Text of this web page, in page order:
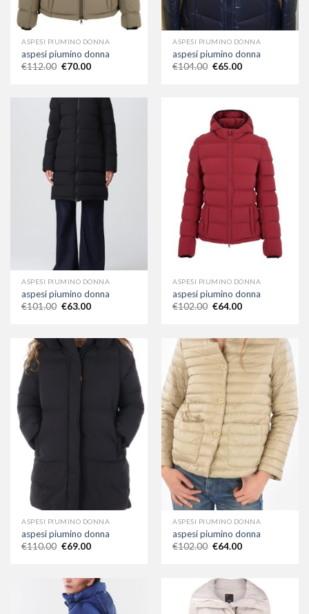
ASPESI PIUMINO DONNA
aspesi piumino donna
€112.00 €70.00
ASPESI PIUMINO DONNA
aspesi piumino donna
€104.00 €65.00
ASPESI PIUMINO DONNA
aspesi piumino donna
€101.00 €63.00
ASPESI PIUMINO DONNA
aspesi piumino donna
€102.00 €64.00
ASPESI PIUMINO DONNA
aspesi piumino donna
€110.00 €69.00
ASPESI PIUMINO DONNA
aspesi piumino donna
€102.00 €64.00